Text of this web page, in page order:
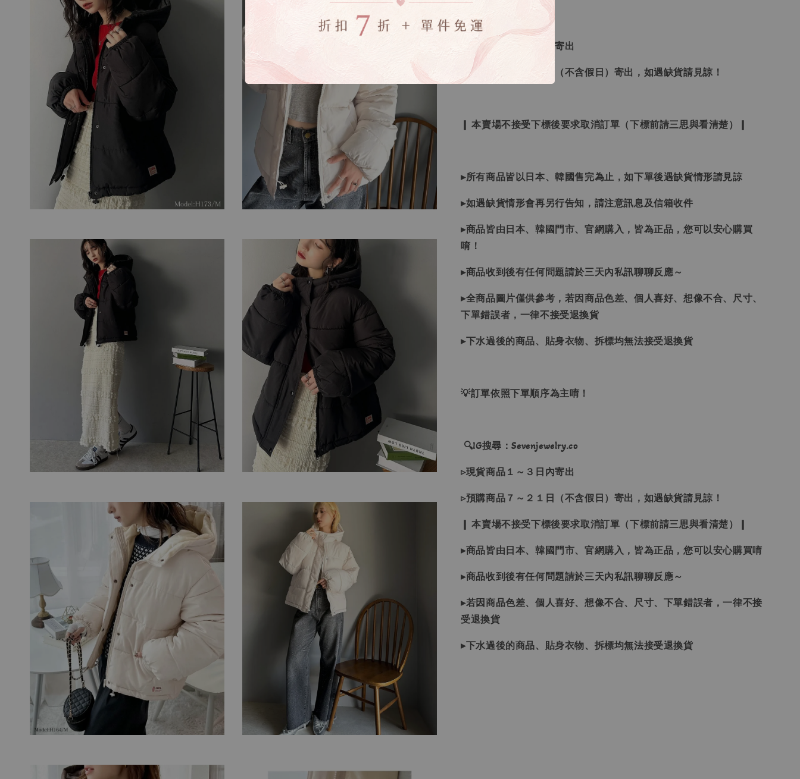
▹現貨商品１～３日內寄出
▹預購商品７～２１日（不含假日）寄出，如遇缺貨請見諒！
❙ 本賣場不接受下標後要求取消訂單（下標前請三思與看清楚）❙
▸所有商品皆以日本、韓國售完為止，如下單後遇缺貨情形請見諒
▸如遇缺貨情形會再另行告知，請注意訊息及信箱收件
▸商品皆由日本、韓國門市、官網購入，皆為正品，您可以安心購買
唷！
▸商品收到後有任何問題請於三天內私訊聊聊反應～
▸全商品圖片僅供參考，若因商品色差、個人喜好、想像不合、尺寸、
下單錯誤者，一律不接受退換貨
▸下水過後的商品、貼身衣物、拆標均無法接受退換貨
💡訂單依照下單順序為主唷！
🔍IG搜尋：Sevenjewelry.co
▹現貨商品１～３日內寄出
▹預購商品７～２１日（不含假日）寄出，如遇缺貨請見諒！
❙ 本賣場不接受下標後要求取消訂單（下標前請三思與看清楚）❙
▸商品皆由日本、韓國門市、官網購入，皆為正品，您可以安心購買唷
▸商品收到後有任何問題請於三天內私訊聊聊反應～
▸若因商品色差、個人喜好、想像不合、尺寸、下單錯誤者，一律不接
受退換貨
▸下水過後的商品、貼身衣物、拆標均無法接受退換貨